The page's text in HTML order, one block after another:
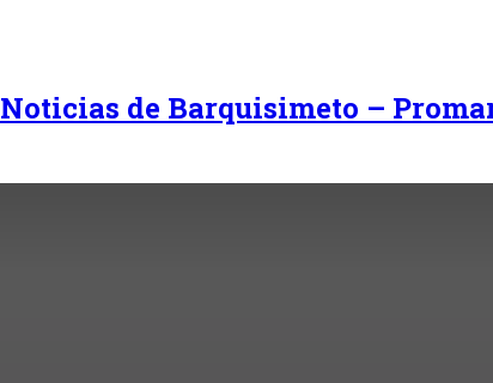
Noticias de Barquisimeto –